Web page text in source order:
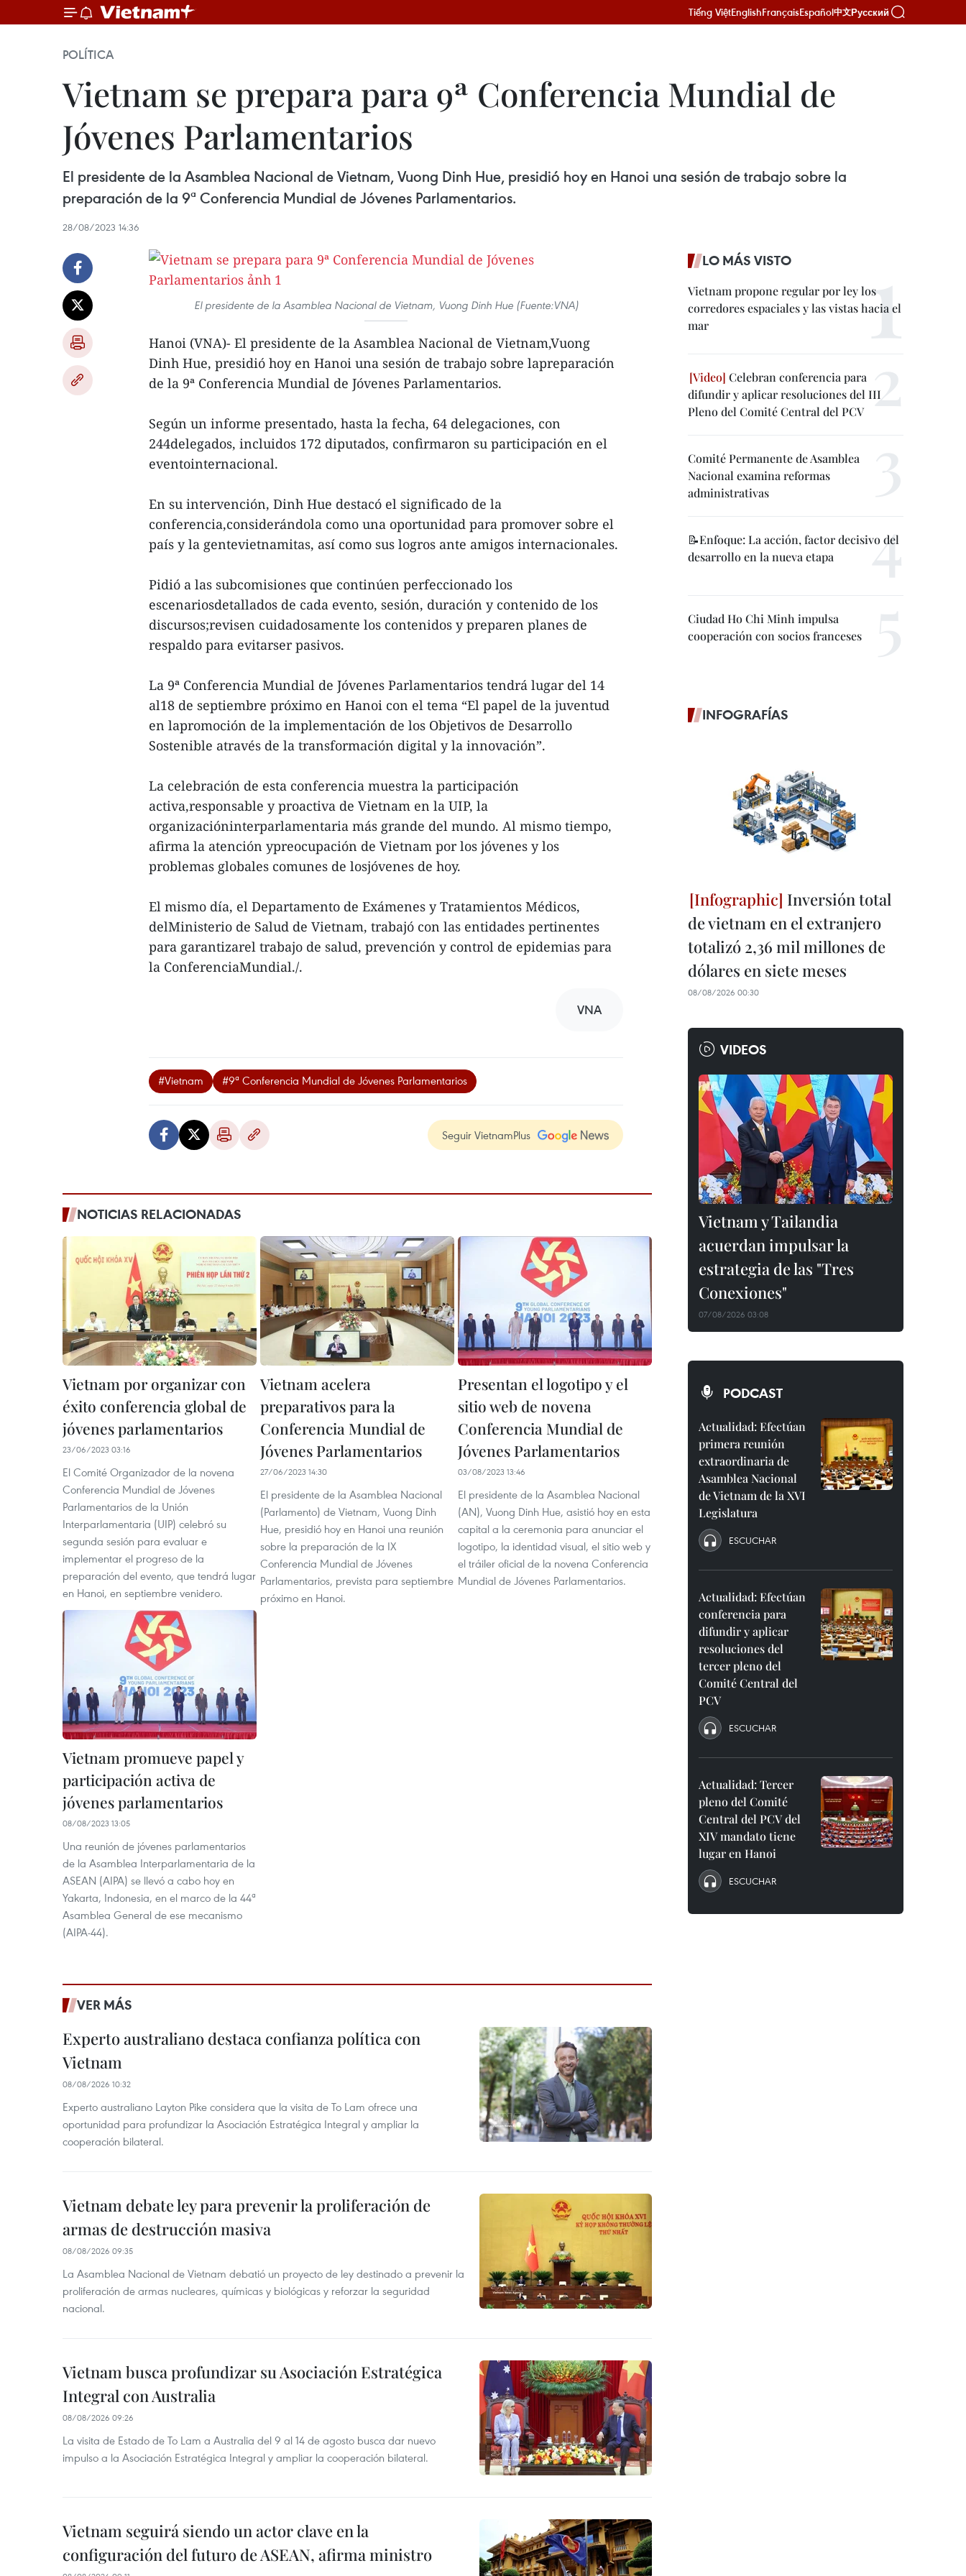
Tiếng ViệtEnglishFrançaisEspañol中文Русский
POLÍTICA
Vietnam se prepara para 9ª Conferencia Mundial de
Jóvenes Parlamentarios
El presidente de la Asamblea Nacional de Vietnam, Vuong Dinh Hue, presidió hoy en Hanoi una sesión de trabajo sobre la
preparación de la 9ª Conferencia Mundial de Jóvenes Parlamentarios.
28/08/2023 14:36
El presidente de la Asamblea Nacional de Vietnam, Vuong Dinh Hue (Fuente:VNA)
Hanoi (VNA)- El presidente de la Asamblea Nacional de Vietnam,Vuong
Dinh Hue, presidió hoy en Hanoi una sesión de trabajo sobre lapreparación
de la 9ª Conferencia Mundial de Jóvenes Parlamentarios.
Según un informe presentado, hasta la fecha, 64 delegaciones, con
244delegados, incluidos 172 diputados, confirmaron su participación en el
eventointernacional.
En su intervención, Dinh Hue destacó el significado de la
conferencia,considerándola como una oportunidad para promover sobre el
país y la gentevietnamitas, así como sus logros ante amigos internacionales.
Pidió a las subcomisiones que continúen perfeccionado los
escenariosdetallados de cada evento, sesión, duración y contenido de los
discursos;revisen cuidadosamente los contenidos y preparen planes de
respaldo para evitarser pasivos.
La 9ª Conferencia Mundial de Jóvenes Parlamentarios tendrá lugar del 14
al18 de septiembre próximo en Hanoi con el tema “El papel de la juventud
en lapromoción de la implementación de los Objetivos de Desarrollo
Sostenible através de la transformación digital y la innovación”.
La celebración de esta conferencia muestra la participación
activa,responsable y proactiva de Vietnam en la UIP, la
organizacióninterparlamentaria más grande del mundo. Al mismo tiempo,
afirma la atención ypreocupación de Vietnam por los jóvenes y los
problemas globales comunes de losjóvenes de hoy.
El mismo día, el Departamento de Exámenes y Tratamientos Médicos,
delMinisterio de Salud de Vietnam, trabajó con las entidades pertinentes
para garantizarel trabajo de salud, prevención y control de epidemias para
la ConferenciaMundial./.
VNA
#Vietnam #9ª Conferencia Mundial de Jóvenes Parlamentarios
Seguir VietnamPlus
NOTICIAS RELACIONADAS
Vietnam por organizar con
éxito conferencia global de
jóvenes parlamentarios
23/06/2023 03:16
El Comité Organizador de la novena
Conferencia Mundial de Jóvenes
Parlamentarios de la Unión
Interparlamentaria (UIP) celebró su
segunda sesión para evaluar e
implementar el progreso de la
preparación del evento, que tendrá lugar
en Hanoi, en septiembre venidero.
Vietnam acelera
preparativos para la
Conferencia Mundial de
Jóvenes Parlamentarios
27/06/2023 14:30
El presidente de la Asamblea Nacional
(Parlamento) de Vietnam, Vuong Dinh
Hue, presidió hoy en Hanoi una reunión
sobre la preparación de la IX
Conferencia Mundial de Jóvenes
Parlamentarios, prevista para septiembre
próximo en Hanoi.
Presentan el logotipo y el
sitio web de novena
Conferencia Mundial de
Jóvenes Parlamentarios
03/08/2023 13:46
El presidente de la Asamblea Nacional
(AN), Vuong Dinh Hue, asistió hoy en esta
capital a la ceremonia para anunciar el
logotipo, la identidad visual, el sitio web y
el tráiler oficial de la novena Conferencia
Mundial de Jóvenes Parlamentarios.
Vietnam promueve papel y
participación activa de
jóvenes parlamentarios
08/08/2023 13:05
Una reunión de jóvenes parlamentarios
de la Asamblea Interparlamentaria de la
ASEAN (AIPA) se llevó a cabo hoy en
Yakarta, Indonesia, en el marco de la 44ª
Asamblea General de ese mecanismo
(AIPA-44).
VER MÁS
Experto australiano destaca confianza política con
Vietnam
08/08/2026 10:32
Experto australiano Layton Pike considera que la visita de To Lam ofrece una
oportunidad para profundizar la Asociación Estratégica Integral y ampliar la
cooperación bilateral.
Vietnam debate ley para prevenir la proliferación de
armas de destrucción masiva
08/08/2026 09:35
La Asamblea Nacional de Vietnam debatió un proyecto de ley destinado a prevenir la
proliferación de armas nucleares, químicas y biológicas y reforzar la seguridad
nacional.
Vietnam busca profundizar su Asociación Estratégica
Integral con Australia
08/08/2026 09:26
La visita de Estado de To Lam a Australia del 9 al 14 de agosto busca dar nuevo
impulso a la Asociación Estratégica Integral y ampliar la cooperación bilateral.
Vietnam seguirá siendo un actor clave en la
configuración del futuro de ASEAN, afirma ministro
LO MÁS VISTO
Vietnam propone regular por ley los
corredores espaciales y las vistas hacia el
mar
Celebran conferencia para
difundir y aplicar resoluciones del III
Pleno del Comité Central del PCV
Comité Permanente de Asamblea
Nacional examina reformas
administrativas
📝Enfoque: La acción, factor decisivo del
desarrollo en la nueva etapa
Ciudad Ho Chi Minh impulsa
cooperación con socios franceses
INFOGRAFÍAS
Inversión total
de vietnam en el extranjero
totalizó 2,36 mil millones de
dólares en siete meses
08/08/2026 00:30
VIDEOS
Vietnam y Tailandia
acuerdan impulsar la
estrategia de las "Tres
Conexiones"
07/08/2026 03:08
PODCAST
Actualidad: Efectúan
primera reunión
extraordinaria de
Asamblea Nacional
de Vietnam de la XVI
Legislatura
ESCUCHAR
Actualidad: Efectúan
conferencia para
difundir y aplicar
resoluciones del
tercer pleno del
Comité Central del
PCV
ESCUCHAR
Actualidad: Tercer
pleno del Comité
Central del PCV del
XIV mandato tiene
lugar en Hanoi
ESCUCHAR